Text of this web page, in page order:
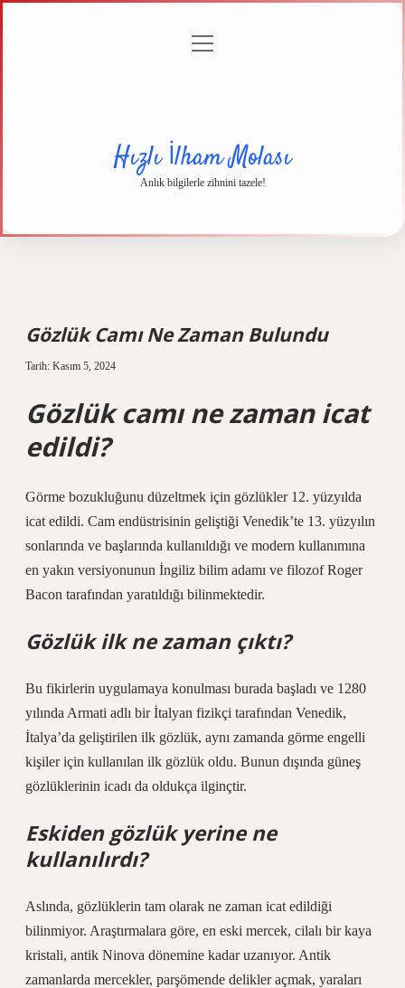
menüyü
Hızlı İlham Molası
Anlık bilgilerle zihnini tazele!
Gözlük Camı Ne Zaman Bulundu
Tarih: Kasım 5, 2024
Gözlük camı ne zaman icat
edildi?
Görme bozukluğunu düzeltmek için gözlükler 12. yüzyılda
icat edildi. Cam endüstrisinin geliştiği Venedik’te 13. yüzyılın
sonlarında ve başlarında kullanıldığı ve modern kullanımına
en yakın versiyonunun İngiliz bilim adamı ve filozof Roger
Bacon tarafından yaratıldığı bilinmektedir.
Gözlük ilk ne zaman çıktı?
Bu fikirlerin uygulamaya konulması burada başladı ve 1280
yılında Armati adlı bir İtalyan fizikçi tarafından Venedik,
İtalya’da geliştirilen ilk gözlük, aynı zamanda görme engelli
kişiler için kullanılan ilk gözlük oldu. Bunun dışında güneş
gözlüklerinin icadı da oldukça ilginçtir.
Eskiden gözlük yerine ne
kullanılırdı?
Aslında, gözlüklerin tam olarak ne zaman icat edildiği
bilinmiyor. Araştırmalara göre, en eski mercek, cilalı bir kaya
kristali, antik Ninova dönemine kadar uzanıyor. Antik
zamanlarda mercekler, parşömende delikler açmak, yaraları